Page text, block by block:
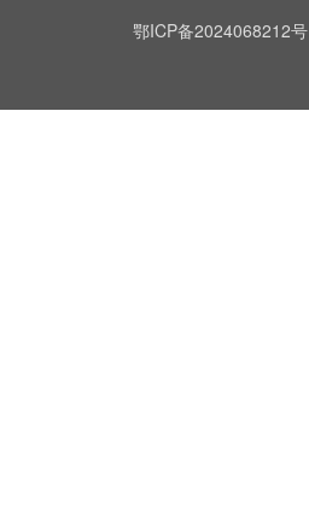
鄂ICP备2024068212号